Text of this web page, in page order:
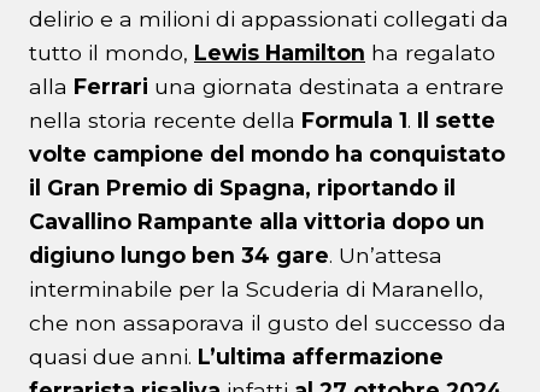
delirio e a milioni di appassionati collegati da
tutto il mondo, Lewis Hamilton ha regalato
alla Ferrari una giornata destinata a entrare
nella storia recente della Formula 1. Il sette
volte campione del mondo ha conquistato
il Gran Premio di Spagna, riportando il
Cavallino Rampante alla vittoria dopo un
digiuno lungo ben 34 gare. Un’attesa
interminabile per la Scuderia di Maranello,
che non assaporava il gusto del successo da
quasi due anni. L’ultima affermazione